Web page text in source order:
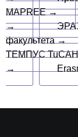
MAPREE →
→
факультета →
ТЕМПУС
→